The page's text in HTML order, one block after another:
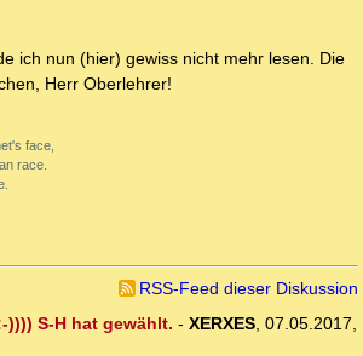
ich nun (hier) gewiss nicht mehr lesen. Die
Herr Oberlehrer!
face,
race.
RSS-Feed dieser Diskussion
S-H hat gewählt. - XERXES, 07.05.2017,